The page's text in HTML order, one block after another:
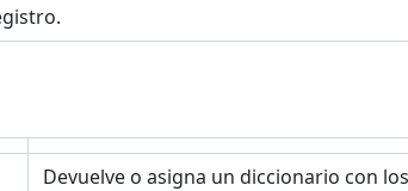
Devuelve o asigna un diccionario con